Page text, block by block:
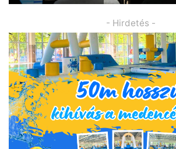
- Hirdetés -